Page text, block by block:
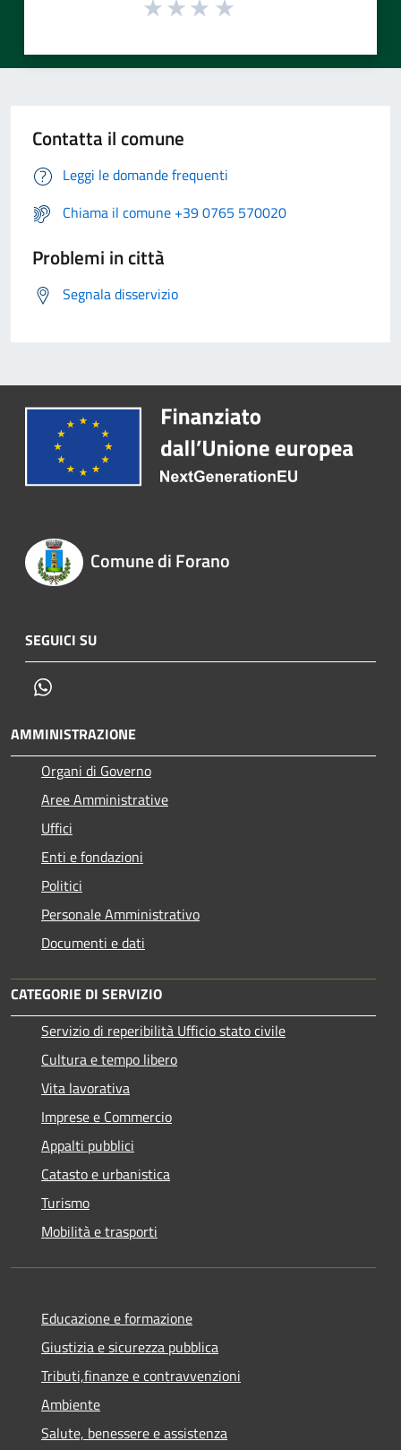
Contatta il comune
Leggi le domande frequenti
Chiama il comune +39 0765 570020
Problemi in città
Segnala disservizio
Comune di Forano
SEGUICI SU
AMMINISTRAZIONE
Organi di Governo
Aree Amministrative
Uffici
Enti e fondazioni
Politici
Personale Amministrativo
Documenti e dati
CATEGORIE DI SERVIZIO
Servizio di reperibilità Ufficio stato civile
Cultura e tempo libero
Vita lavorativa
Imprese e Commercio
Appalti pubblici
Catasto e urbanistica
Turismo
Mobilità e trasporti
Educazione e formazione
Giustizia e sicurezza pubblica
Tributi,finanze e contravvenzioni
Ambiente
Salute, benessere e assistenza